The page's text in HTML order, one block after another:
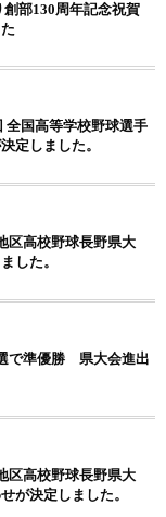
部130周年記念祝賀
全国高等学校野球選手
定しました。
区高校野球長野県大
した。
で準優勝 県大会進出
区高校野球長野県大
決定しました。